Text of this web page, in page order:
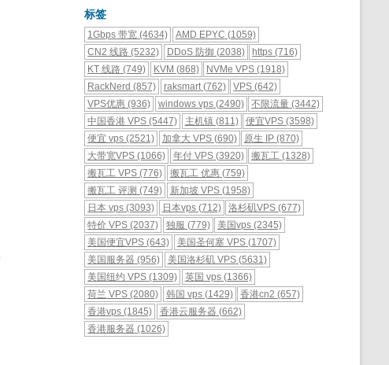
标签
1Gbps 带宽 (4634) AMD EPYC (1059)
CN2 线路 (5232) DDoS 防御(2038) https (716)
KT 线路 (749) KVM (868) NVMe VPS (1918)
RackNerd (857) raksmart(762) VPS (642)
VPS优惠 (936) windows vps(2490) 不限流量 (3442)
中国香港 VPS (5447) 主机镇(811) 便宜VPS (3598)
便宜 vps (2521) 加拿大 VPS(690) 原生 IP (870)
大带宽VPS (1066) 年付 VPS(3920) 搬瓦工 (1328)
搬瓦工 VPS (776) 搬瓦工 优惠(759)
搬瓦工 评测 (749) 新加坡 VPS(1958)
日本 vps (3093) 日本vps(712) 洛杉矶VPS (677)
特价 VPS (2037) 独服 (779) 美国vps (2345)
美国便宜VPS (643) 美国圣何塞 VPS(1707)
美国服务器 (956) 美国洛杉矶 VPS(5631)
美国纽约 VPS (1309) 英国 vps(1366)
荷兰 VPS (2080) 韩国 vps(1429) 香港cn2 (657)
香港vps (1845) 香港云服务器 (662)
香港服务器 (1026)